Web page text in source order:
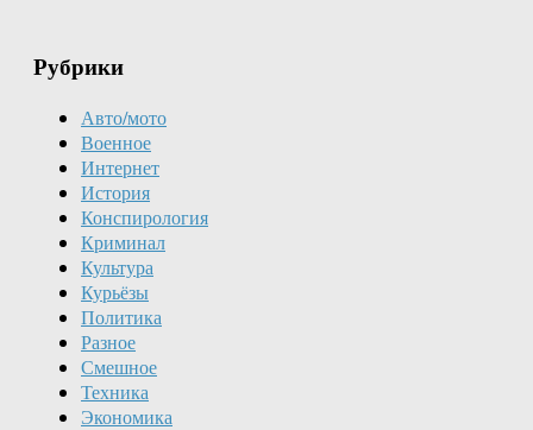
Рубрики
Авто/мото
Военное
Интернет
История
Конспирология
Криминал
Культура
Курьёзы
Политика
Разное
Смешное
Техника
Экономика